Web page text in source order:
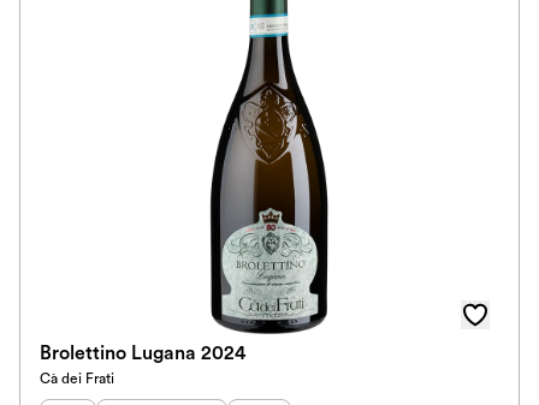
Brolettino Lugana 2024
Cà dei Frati